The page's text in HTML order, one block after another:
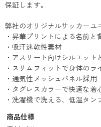
保証します。
弊社のオリジナルサッカーユ
・昇華プリントによる名前と
・吸汗速乾性素材
・アスリート向けシルエッ
・スリムフィットで身体の
・通気性メッシュパネル採用
・タグレスカラーで快適な着
・洗濯機で洗える、低温タン
商品仕様